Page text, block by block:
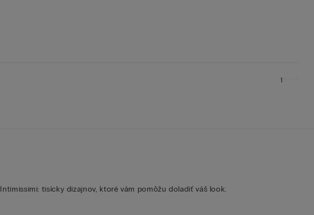
1
tisícky dizajnov, ktoré vám pomôžu doladiť váš look.